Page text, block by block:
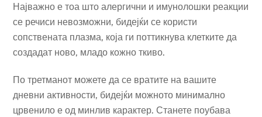
Најважно е тоа што алергични и имунолошки реакции
се речиси невозможни, бидејќи се користи
сопствената плазма, која ги поттикнува клетките да
создадат ново, младо кожно ткиво.
По третманот можете да се вратите на вашите
дневни активности, бидејќи можното минимално
црвенило е од минлив карактер. Станете поубава